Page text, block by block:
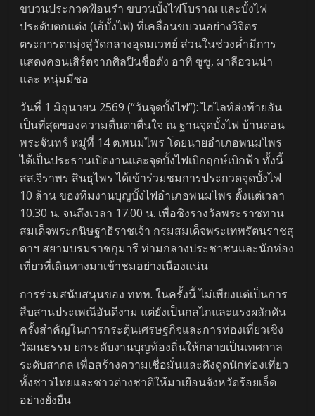
ขบวนประกวดฟ้อนรำ ขบวนบั้งไฟโบราณ และบั้งไฟ
ประดับตกแต่ง (เอ้บั้งไฟ) ที่เคลื่อนขบวนอย่างวิจิตร
ตระการตามุ่งสู่วัดกลางอุดมเวทย์ ส่วนในช่วงค่ำมีการ
แสดงคอนเสิร์ตจากศิลปินชื่อดัง อาทิ ซูซู, มาลีฮวนน่า
และ หนุ่มมีซอ
วันที่ 1 มิถุนายน 2569 (“วันจุดบั้งไฟ”): ไฮไลท์ส่งท้ายอัน
เป็นที่สุดของความตื่นตาตื่นใจ ณ ฐานจุดบั้งไฟ บ้านดอน
พระจันทร์ หมู่ที่ 14 ต.พนมไพร โดยนายอำเภอพนมไพร
ได้เป็นประธานเปิดงานและจุดบั้งไฟเบิกฤกษ์เบิกฟ้า ทั้งนี้
สส.จิราพร สินธุไพร ได้เข้าร่วมชมการประกวดจุดบั้งไฟ
10 ล้าน ของทีมงานบุญบั้งไฟอำเภอพนมไพร ตั้งแต่เวลา
10.30 น. จนถึงเวลา 17.00 น. เพื่อชิงรางวัลพระราชทาน
สมเด็จพระกนิษฐาธิราชเจ้า กรมสมเด็จพระเทพรัตนราชสุ
ดาฯ สยามบรมราชกุมารี ท่ามกลางประชาชนและนักท่อง
เที่ยวที่เดินทางมาเข้าชมอย่างเนืองแน่น
การร่วมสนับสนุนของ ททท. ในครั้งนี้ ไม่เพียงแต่เป็นการ
สืบสานประเพณีอันดีงาม แต่ยังเป็นกลไกและแรงผลักดัน
ครั้งสำคัญในการกระตุ้นเศรษฐกิจและการท่องเที่ยวเชิง
วัฒนธรรม ยกระดับงานบุญท้องถิ่นให้กลายเป็นเทศกาล
ระดับสากล เพื่อสร้างความเชื่อมั่นและดึงดูดนักท่องเที่ยว
ทั้งชาวไทยและชาวต่างชาติให้มาเยือนจังหวัดร้อยเอ็ด
อย่างยั่งยืน